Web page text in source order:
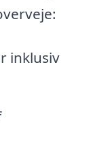
inklusiv